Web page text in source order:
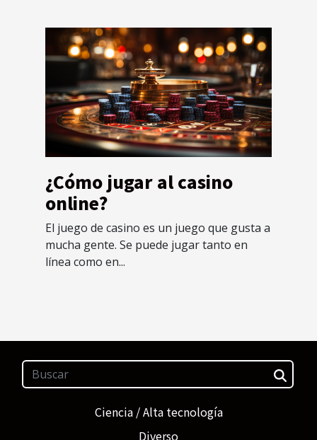
¿Cómo jugar al casino
online?
El juego de casino es un juego que gusta a
mucha gente. Se puede jugar tanto en
línea como en...
Ciencia / Alta tecnología
Diverso